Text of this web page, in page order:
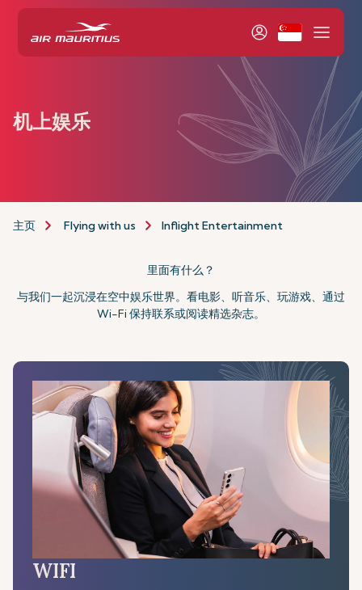
机上娱乐
主页 Flying with us Inflight Entertainment
里面有什么？
与我们一起沉浸在空中娱乐世界。看电影、听音乐、玩游戏、通过
Wi-Fi 保持联系或阅读精选杂志。
WIFI